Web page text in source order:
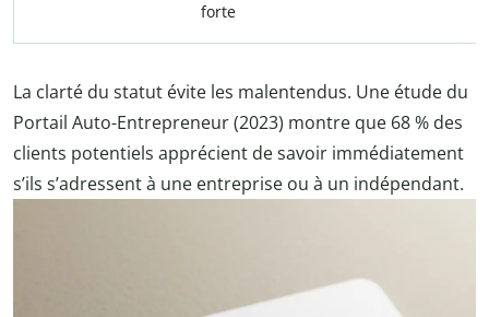
forte
La clarté du statut évite les malentendus. Une étude du
Portail Auto-Entrepreneur (2023) montre que 68 % des
clients potentiels apprécient de savoir immédiatement
s’ils s’adressent à une entreprise ou à un indépendant.